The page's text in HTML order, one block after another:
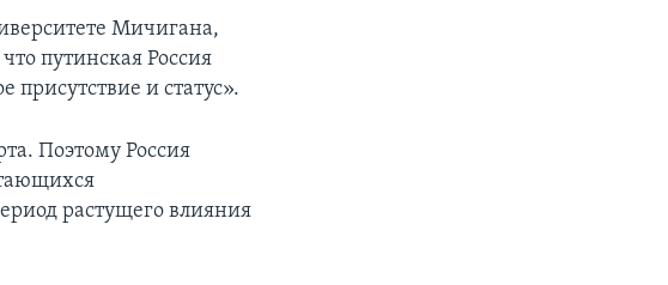
Мичигана,
путинская Россия
присутствие и статус».
Поэтому Россия
растущего влияния